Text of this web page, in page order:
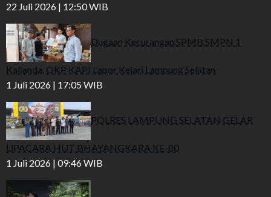
22 Juli 2026 | 12:50 WIB
Dugaan Kecurangan SPMB SMPN 1
Kalianda, OKP KAPI Lapor Kejari Lampung Selatan
1 Juli 2026 | 17:05 WIB
POLRES LAMPUNG SELATAN GELAR
UPACARA HUT BHAYANGKARA KE-80
1 Juli 2026 | 09:46 WIB